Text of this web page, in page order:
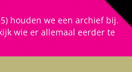
houden we een archief bij.
wie er allemaal eerder te